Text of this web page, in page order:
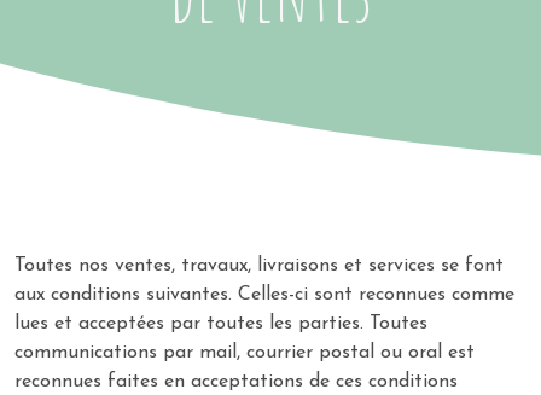
Toutes nos ventes, travaux, livraisons et services se font
aux conditions suivantes. Celles-ci sont reconnues comme
lues et acceptées par toutes les parties. Toutes
communications par mail, courrier postal ou oral est
reconnues faites en acceptations de ces conditions